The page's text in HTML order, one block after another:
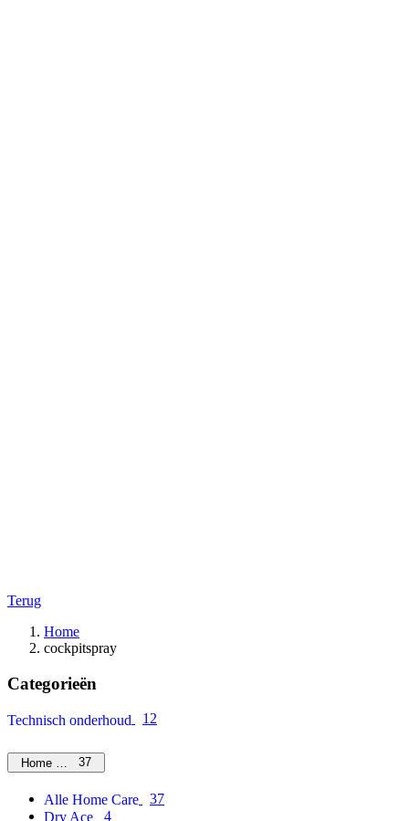
Terug
Home
cockpitspray
Categorieën
Technisch onderhoud 12
Home Care37
Alle Home Care
37
Dry Ace
4